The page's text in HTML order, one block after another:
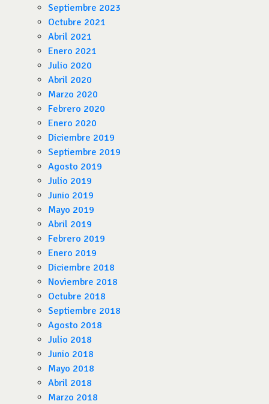
Septiembre 2023
Octubre 2021
Abril 2021
Enero 2021
Julio 2020
Abril 2020
Marzo 2020
Febrero 2020
Enero 2020
Diciembre 2019
Septiembre 2019
Agosto 2019
Julio 2019
Junio 2019
Mayo 2019
Abril 2019
Febrero 2019
Enero 2019
Diciembre 2018
Noviembre 2018
Octubre 2018
Septiembre 2018
Agosto 2018
Julio 2018
Junio 2018
Mayo 2018
Abril 2018
Marzo 2018